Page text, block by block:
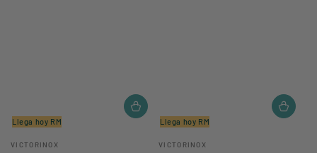
Llega hoy RM
Vendedor:
VICTORINOX
Llega hoy RM
Vendedor:
VICTORINOX